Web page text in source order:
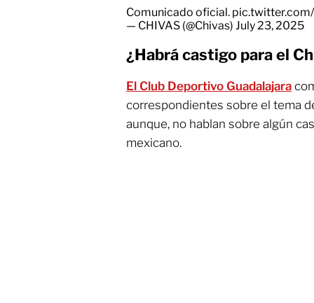
Comunicado oficial.
— CHIVAS (@Chivas) July 23, 2025
¿Habrá castigo para el
El Club Deportivo Guadalajara
correspondientes sobre el tema
aunque, no hablan sobre algún
mexicano.